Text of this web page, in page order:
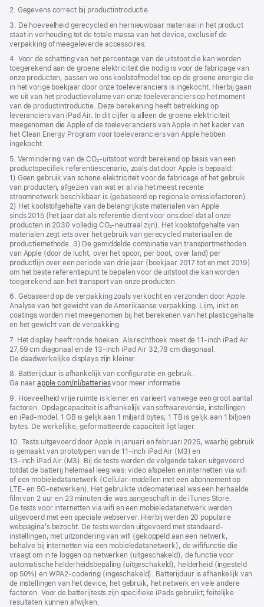
2. Gegevens correct bij product­introductie.
3. De hoeveelheid gerecycled en hernieuwbaar materiaal in het product
staat in verhouding tot de totale massa van het device, exclusief de
verpakking of meegeleverde accessoires.
4. Voor de schatting van het percentage van de uitstoot die kan worden
toegerekend aan de groene elektriciteit die nodig is voor de fabricage van
onze producten, passen we ons koolstofmodel toe op de groene energie die
in het vorige boekjaar door onze toeleveranciers is ingekocht. Hierbij gaan
we uit van het productie­volume van onze toeleveranciers op het moment
van de product­introductie. Deze berekening heeft betrekking op
leveranciers van iPad Air. In dit cijfer is alleen de groene elektriciteit
meegenomen die Apple of de toeleveranciers van Apple in het kader van
het Clean Energy Program voor toeleveranciers van Apple hebben
ingekocht.
5. Vermindering van de CO₂‑uitstoot wordt berekend op basis van een
productspecifiek referentie­­scenario, zoals dat door Apple is bepaald:
1) Geen gebruik van schone elektriciteit voor de fabricage of het gebruik
van producten, afgezien van wat er al via het meest recente
stroomnetwerk beschikbaar is (gebaseerd op regionale emissie­factoren).
2) Het koolstof­­gehalte van de belangrijkste materialen van Apple
sinds 2015 (het jaar dat als referentie dient voor ons doel dat al onze
producten in 2030 volledig CO₂‑neutraal zijn). Het koolstof­gehalte van
materialen zegt iets over het gebruik van gerecycled materiaal en de
productie­­­­methode. 3) De gemiddelde combinatie van transport­­­­­methoden
van Apple (door de lucht, over het spoor, per boot, over land) per
productlijn over een periode van drie jaar (boekjaar 2017 tot en met 2019)
om het beste referentie­­­punt te bepalen voor de uitstoot die kan worden
toegerekend aan het transport van onze producten.
6. Gebaseerd op de verpakking zoals verkocht en verzonden door Apple.
Analyse van het gewicht van de Amerikaanse verpakking. Lijm, inkt en
coatings worden niet meegenomen bij het berekenen van het plastic­­gehalte
en het gewicht van de verpakking.
7. Het display heeft ronde hoeken. Als rechthoek meet de 11‑inch iPad Air
27,59 cm diagonaal en de 13-inch iPad Air 32,78 cm diagonaal.
De daadwerkelijke displays zijn kleiner.
8. Batterijduur is afhankelijk van configuratie en gebruik.
Ga naarapple.com/nl/batteriesvoor meer informatie
9. Hoeveelheid vrije ruimte is kleiner en varieert vanwege een groot aantal
factoren. Opslagcapaciteit is afhankelijk van softwareversie, instellingen
en iPad‑model. 1 GB is gelijk aan 1 miljard bytes; 1 TB is gelijk aan 1 biljoen
bytes. De werkelijke, geformatteerde capaciteit ligt lager.
10. Tests uitgevoerd door Apple in januari en februari 2025, waarbij gebruik
is gemaakt van prototypen van de 11‑inch iPad Air (M3) en
13‑inch iPad Air (M3). Bij de tests werden de volgende taken uitgevoerd
totdat de batterij helemaal leeg was: video afspelen en internetten via wifi
of een mobiele­data­netwerk (Cellular-modellen met een abonnement op
LTE- en 5G‑netwerken). Het gebruikte videomateriaal was een herhaalde
film van 2 uur en 23 minuten die was aangeschaft in de iTunes Store.
De tests voor internetten via wifi en een mobiele­data­netwerk werden
uitgevoerd met een speciale webserver. Hierbij werden 20 populaire
webpagina’s bezocht. De tests werden uitgevoerd met standaard­
instellingen, met uitzondering van wifi (gekoppeld aan een netwerk,
behalve bij internetten via een mobiele­­data­­netwerk), de wififunctie die
vraagt om in te loggen op netwerken (uitgeschakeld), de functie voor
automatische helderheids­bepaling (uitgeschakeld), helderheid (ingesteld
op 50%) en WPA2-codering (ingeschakeld). Batterijduur is afhankelijk van
de instellingen van het device, het gebruik, het netwerk en vele andere
factoren. Voor de batterijtests zijn specifieke iPads gebruikt; feitelijke
resultaten kunnen afwijken.